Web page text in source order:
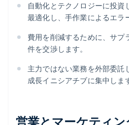
自動化とテクノロジーに投資
最適化し、手作業によるエラ
費用を削減するために、サプ
件を交渉します。
主力ではない業務を外部委託
成長イニシアチブに集中しま
営業とマーケティン